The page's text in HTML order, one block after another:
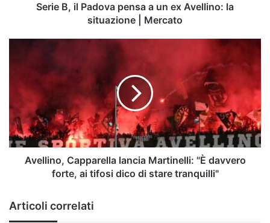
Serie B, il Padova pensa a un ex Avellino: la
situazione | Mercato
davvero
forte,
ai
tifosi
Avellino, Capparella lancia Martinelli: "È davvero
forte, ai tifosi dico di stare tranquilli"
Articoli correlati